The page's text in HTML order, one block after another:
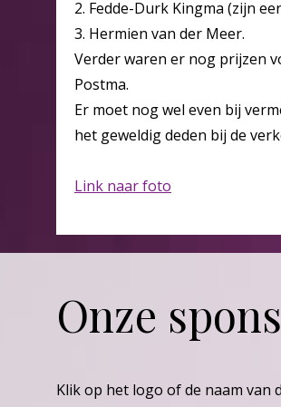
2. Fedde-Durk Kingma (zijn
3. Hermien van der Meer.
Verder waren er nog prijzen
Postma.
Er moet nog wel even bij
het geweldig deden bij de
Link naar foto
Onze
Klik op het logo of de naam van